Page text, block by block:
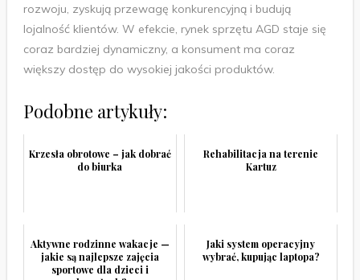
rozwoju, zyskują przewagę konkurencyjną i budują
lojalność klientów. W efekcie, rynek sprzętu AGD staje się
coraz bardziej dynamiczny, a konsument ma coraz
większy dostęp do wysokiej jakości produktów.
Podobne artykuły:
Krzesła obrotowe – jak dobrać
do biurka
Rehabilitacja na terenie
Kartuz
Aktywne rodzinne wakacje —
jakie są najlepsze zajęcia
sportowe dla dzieci i
Jaki system operacyjny
wybrać, kupując laptopa?